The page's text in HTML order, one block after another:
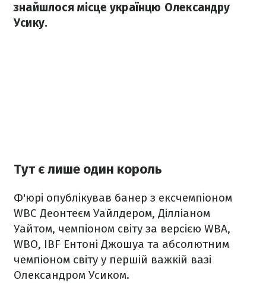
знайшлося місце українцю Олександру
Усику.
Тут є лише один король
Ф'юрі опублікував банер з ексчемпіоном
WBC Деонтеєм Уайлдером, Ділліаном
Уайтом, чемпіоном світу за версією WBA,
WBO, IBF Ентоні Джошуа та абсолютним
чемпіоном світу у першій важкій вазі
Олександром Усиком.